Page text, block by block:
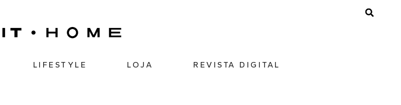
LIFESTYLE LOJA REVISTA DIGITAL